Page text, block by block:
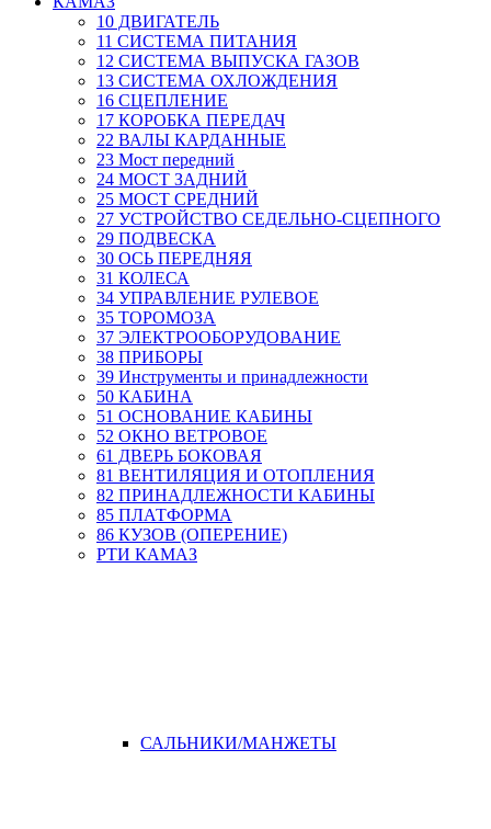
10 ДВИГАТЕЛЬ
11 СИСТЕМА ПИТАНИЯ
12 СИСТЕМА ВЫПУСКА ГАЗОВ
13 СИСТЕМА ОХЛОЖДЕНИЯ
16 СЦЕПЛЕНИЕ
17 КОРОБКА ПЕРЕДАЧ
22 ВАЛЫ КАРДАННЫЕ
23 Мост передний
24 МОСТ ЗАДНИЙ
25 МОСТ СРЕДНИЙ
27 УСТРОЙСТВО СЕДЕЛЬНО-СЦЕПНОГО
29 ПОДВЕСКА
30 ОСЬ ПЕРЕДНЯЯ
31 КОЛЕСА
34 УПРАВЛЕНИЕ РУЛЕВОЕ
35 ТОРОМОЗА
37 ЭЛЕКТРООБОРУДОВАНИЕ
38 ПРИБОРЫ
39 Инструменты и принадлежности
50 КАБИНА
51 ОСНОВАНИЕ КАБИНЫ
52 ОКНО ВЕТРОВОЕ
61 ДВЕРЬ БОКОВАЯ
81 ВЕНТИЛЯЦИЯ И ОТОПЛЕНИЯ
82 ПРИНАДЛЕЖНОСТИ КАБИНЫ
85 ПЛАТФОРМА
86 КУЗОВ (ОПЕРЕНИЕ)
РТИ КАМАЗ
САЛЬНИКИ/МАНЖЕТЫ